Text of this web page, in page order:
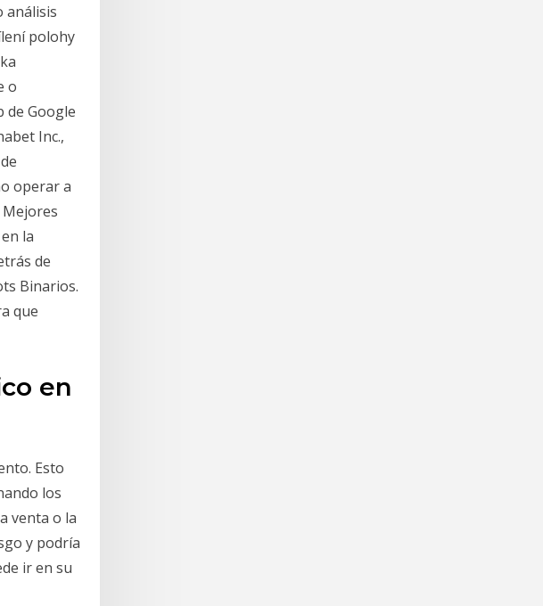
análisis
polohy
o
de Google
Inc.,
operar a
la
de
Binarios.
que
en
Esto
los
venta o la
y podría
ir en su